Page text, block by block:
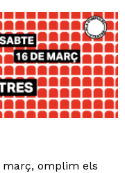
març, omplim els